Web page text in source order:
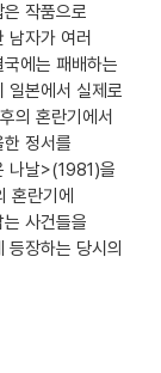
작품으로
남자가 여러
에는 패배하는
일본에서 실제로
의 혼란기에서
정서를
나날>(1981)을
혼란기에
사건들을
장하는 당시의